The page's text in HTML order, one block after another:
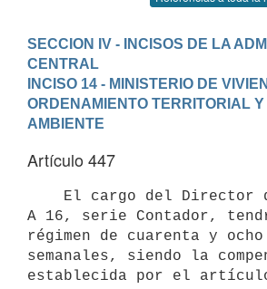
SECCION IV - INCISOS DE LA
CENTRAL
INCISO 14 - MINISTERIO DE
ORDENAMIENTO TERRITORIAL Y
AMBIENTE
Artículo 447
A 16, serie Contador,
régimen de cuarenta y
semanales, siendo la
establecida por el